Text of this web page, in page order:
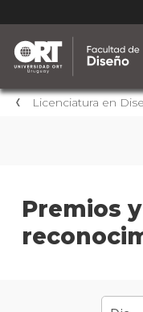
Licenciatura en
Premios y